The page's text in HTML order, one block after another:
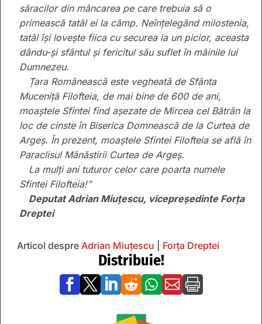
săracilor din mâncarea pe care trebuia să o
primească tatăl ei la câmp. Neînțelegând milostenia,
tatăl își lovește fiica cu securea la un picior, aceasta
dându-și sfântul și fericitul său suflet în mâinile lui
Dumnezeu.
Țara Românească este vegheată de Sfânta
Muceniță Filofteia, de mai bine de 600 de ani,
moaștele Sfintei find așezate de Mircea cel Bătrân la
loc de cinste în Biserica Domnească de la Curtea de
Argeș. În prezent, moaștele Sfintei Filofteia se află în
Paraclisul Mănăstirii Curtea de Argeș.
La mulți ani tuturor celor care poarta numele
Sfintei Filofteia!”
Deputat Adrian Miuțescu, vicepreședinte Forța
Dreptei
Articol despre Adrian Miuțescu Forța Dreptei
Distribuie!
      